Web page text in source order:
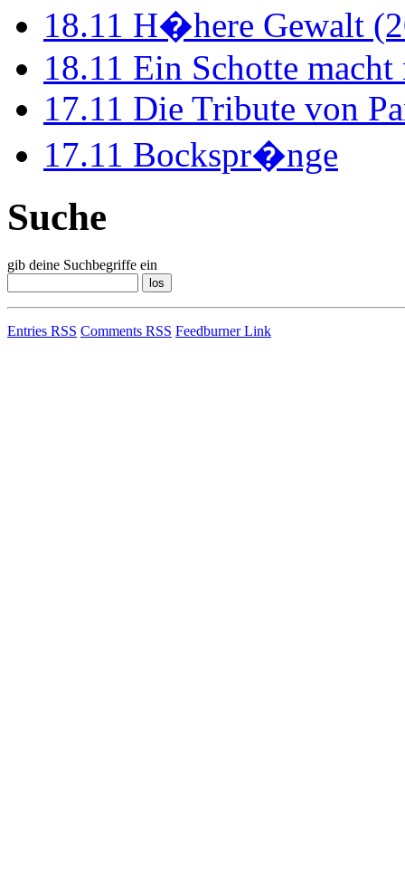
18.11 H�here Gewalt
18.11 Ein Schotte
17.11 Die Tribute von
17.11 Bockspr�nge
Suche
gib deine Suchbegriffe ein
Entries RSS Comments RSS Feedburner Link